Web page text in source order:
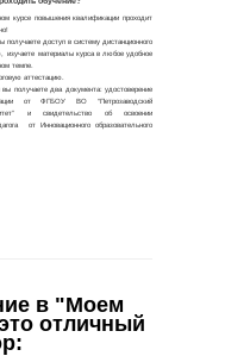
в "Моем
отличный